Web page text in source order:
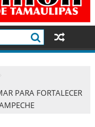
PARA FORTALECER